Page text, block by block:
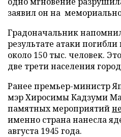
заявил он на
Градоначальник
результате атаки
около 150 тыс. человек.
две трети населения
Ранее премьер-министр
мэр Хиросимы Кадзуми
памятных мероприятий
именно страна нанесла
августа 1945 года.